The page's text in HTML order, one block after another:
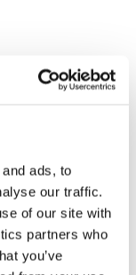
ads, to
our traffic.
of our site with
partners who
you’ve